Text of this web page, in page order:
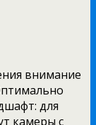
внимание
для
камеры с